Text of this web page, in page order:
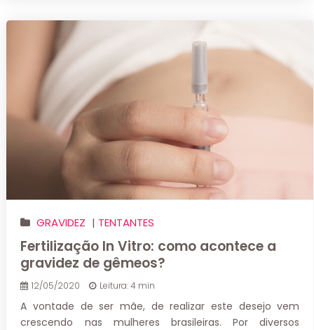
GRAVIDEZ | TENTANTES
Fertilização In Vitro: como acontece a
gravidez de gêmeos?
12/05/2020 Leitura: 4 min
A vontade de ser mãe, de realizar este desejo vem
crescendo nas mulheres brasileiras. Por diversos